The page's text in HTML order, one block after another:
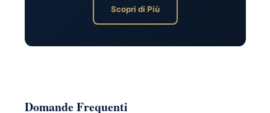
Scopri di Più
Domande Frequenti